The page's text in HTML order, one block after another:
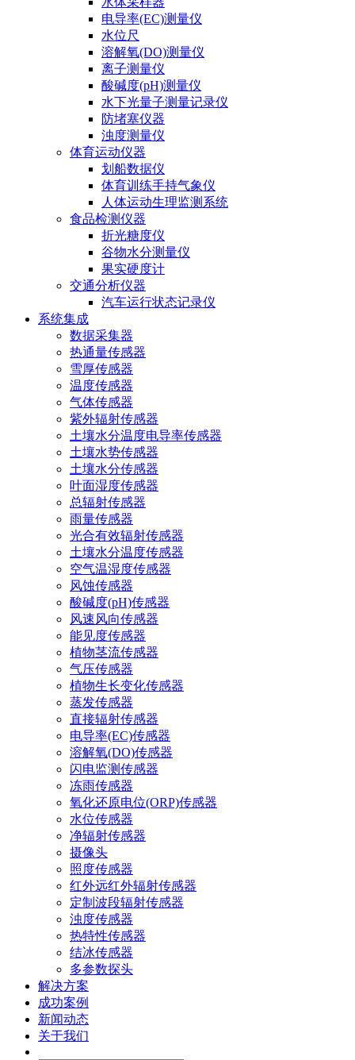
电导率(EC)测量仪
水位尺
溶解氧(DO)测量仪
离子测量仪
酸碱度(pH)测量仪
水下光量子测量记录仪
防堵塞仪器
浊度测量仪
体育运动仪器
划船数据仪
体育训练手持气象仪
人体运动生理监测系统
食品检测仪器
折光糖度仪
谷物水分测量仪
果实硬度计
交通分析仪器
汽车运行状态记录仪
系统集成
数据采集器
热通量传感器
雪厚传感器
温度传感器
气体传感器
紫外辐射传感器
土壤水分温度电导率传感器
土壤水势传感器
土壤水分传感器
叶面湿度传感器
总辐射传感器
雨量传感器
光合有效辐射传感器
土壤水分温度传感器
空气温湿度传感器
风蚀传感器
酸碱度(pH)传感器
风速风向传感器
能见度传感器
植物茎流传感器
气压传感器
植物生长变化传感器
蒸发传感器
直接辐射传感器
电导率(EC)传感器
溶解氧(DO)传感器
闪电监测传感器
冻雨传感器
氧化还原电位(ORP)传感器
水位传感器
净辐射传感器
摄像头
照度传感器
红外远红外辐射传感器
定制波段辐射传感器
浊度传感器
热特性传感器
结冰传感器
多参数探头
解决方案
成功案例
新闻动态
关于我们